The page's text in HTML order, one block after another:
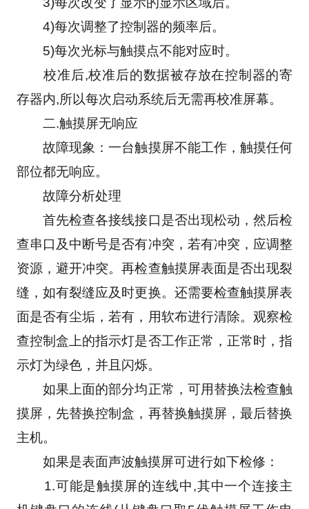
4)每次调整了控制器的频率后。
5)每次光标与触摸点不能对应时。
校准后,校准后的数据被存放在控制器的寄
存器内,所以每次启动系统后无需再校准屏幕。
二.触摸屏无响应
故障现象：一台触摸屏不能工作，触摸任何
部位都无响应。
故障分析处理
首先检查各接线接口是否出现松动，然后检
查串口及中断号是否有冲突，若有冲突，应调整
资源，避开冲突。再检查触摸屏表面是否出现裂
缝，如有裂缝应及时更换。还需要检查触摸屏表
面是否有尘垢，若有，用软布进行清除。观察检
查控制盒上的指示灯是否工作正常，正常时，指
示灯为绿色，并且闪烁。
如果上面的部分均正常，可用替换法检查触
摸屏，先替换控制盒，再替换触摸屏，最后替换
主机。
如果是表面声波触摸屏可进行如下检修：
1.可能是触摸屏的连线中,其中一个连接主